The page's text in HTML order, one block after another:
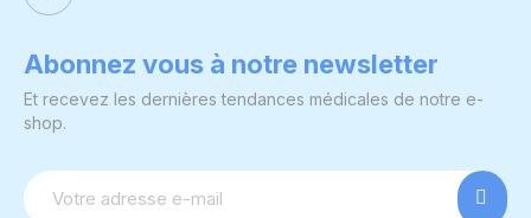
Abonnez vous à notre newsletter
Et recevez les dernières tendances médicales de notre e-
shop.